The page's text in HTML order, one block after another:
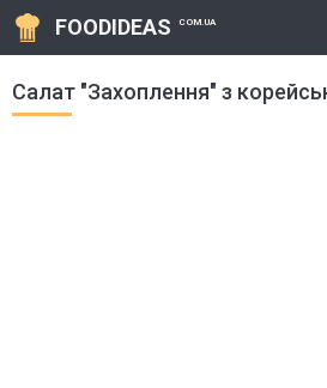
FOODIDEAS COM.UA
Салат "Захоплення" з